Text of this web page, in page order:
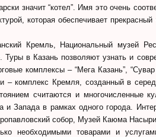
значит “котел”. Имя это очень
которая обеспечивает прекрасный
Кремль, Национальный музей
в Казань позволяют узнать и
комплексы – “Мега Казань”,
– комплекс Кремля, созданный в
считаются и многочисленные
и Запада в рамках одного города.
собор, Музей Каюма
необходимыми товарами и